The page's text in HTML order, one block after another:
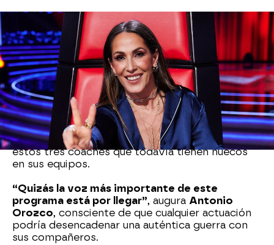
Por el contrario, el resto de coaches
apuran sus
opciones, y seguro quela exigencia será
máxima. Fonsi tiene dos huecos libres, Orozco
solo necesita tres talents más, y a Pablo López
le faltan cuatro voces más para cerrar equipo.
Lostalents, por su parte, también se lo juegan
todo. Conscientes de que los huecosson
limitados
, disponen de unminuto y medio
sobre el escenario deLa Vozpara conquistar a
estos tres coaches que todavía tienen huecos
en sus equipos.
“Quizás la voz más importante de este
programa está por llegar”, augura Antonio
Orozco, consciente de que cualquier actuación
podría desencadenar una auténtica guerra con
sus compañeros.